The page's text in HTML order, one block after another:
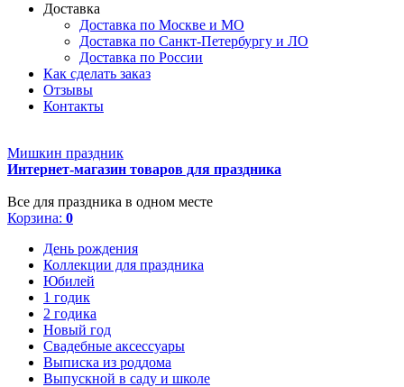
Доставка
Доставка по Москве и МО
Доставка по Санкт-Петербургу и ЛО
Доставка по России
Как сделать заказ
Отзывы
Контакты
Мишкин праздник
Интернет-магазин товаров для праздника
Все для праздника в одном месте
Корзина: 0
День рождения
Коллекции для праздника
Юбилей
1 годик
2 годика
Новый год
Свадебные аксессуары
Выписка из роддома
Выпускной в саду и школе